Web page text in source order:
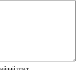
текст.